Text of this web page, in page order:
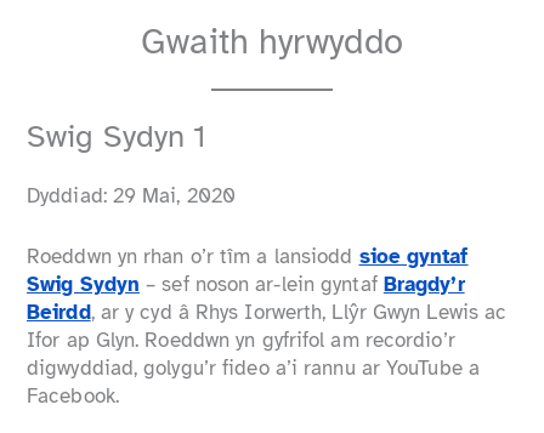
Gwaith hyrwyddo
Swig Sydyn 1
Dyddiad: 29 Mai, 2020
Roeddwn yn rhan o’r tîm a lansiodd sioe gyntaf
Swig Sydyn – sef noson ar-lein gyntaf Bragdy’r
Beirdd, ar y cyd â Rhys Iorwerth, Llŷr Gwyn Lewis ac
Ifor ap Glyn. Roeddwn yn gyfrifol am recordio’r
digwyddiad, golygu’r fideo a’i rannu ar YouTube a
Facebook.